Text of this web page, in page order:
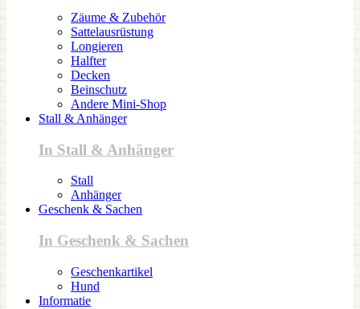
Zäume & Zubehör
Sattelausrüstung
Longieren
Halfter
Decken
Beinschutz
Andere Mini-Shop
Stall & Anhänger
In Stall & Anhänger
Stall
Anhänger
Geschenk & Sachen
In Geschenk & Sachen
Geschenkartikel
Hund
Informatie